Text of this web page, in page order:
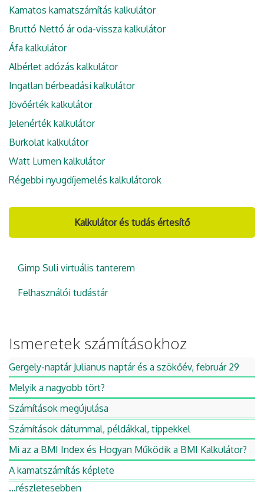
Kamatos kamatszámítás kalkulátor
Bruttó Nettó ár oda-vissza kalkulátor
Áfa kalkulátor
Albérlet adózás kalkulátor
Ingatlan bérbeadási kalkulátor
Jövőérték kalkulátor
Jelenérték kalkulátor
Burkolat kalkulátor
Watt Lumen kalkulátor
Régebbi nyugdíjemelés kalkulátorok
Kalkulátor és tudás értesítő
Gimp Suli virtuális tanterem
Felhasználói tudástár
Ismeretek számításokhoz
Gergely-naptár Julianus naptár és a szökőév, február 29
Melyik a nagyobb tört?
Számítások megújulása
Számítások dátummal, példákkal, tippekkel
Mi az a BMI Index és Hogyan Működik a BMI Kalkulátor?
A kamatszámítás képlete
...részletesebben